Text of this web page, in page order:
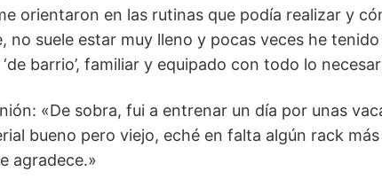
orientaron en las rutinas que podía realizar y
no suele estar muy lleno y pocas veces he
barrio’, familiar y equipado con todo lo
«De sobra, fui a entrenar un día por unas
bueno pero viejo, eché en falta algún rack
agradece.»